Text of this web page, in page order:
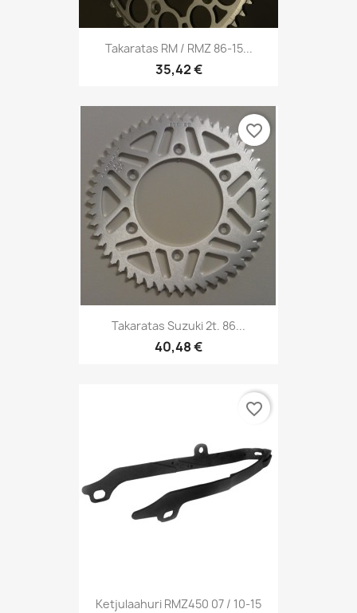
Takaratas RM / RMZ 86-15...
35,42 €
Takaratas Suzuki 2t. 86...
40,48 €
favorite_border
Ketjulaahuri RMZ450 07 / 10-15
favorite_border